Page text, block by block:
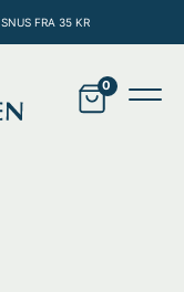
SNUS FRA 35 KR